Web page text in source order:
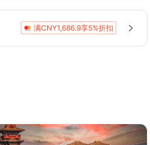
满CNY1,686.9享5%折扣